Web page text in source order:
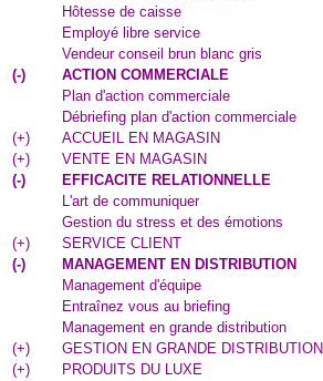
Hôtesse de caisse
Employé libre service
Vendeur conseil brun blanc gris
(-)
ACTION COMMERCIALE
Plan d'action commerciale
Débriefing plan d'action commerciale
(+)
ACCUEIL EN MAGASIN
(+)
VENTE EN MAGASIN
(-)
EFFICACITE RELATIONNELLE
L'art de communiquer
Gestion du stress et des émotions
(+)
SERVICE CLIENT
(-)
MANAGEMENT EN DISTRIBUTION
Management d'équipe
Entraînez vous au briefing
Management en grande distribution
(+)
GESTION EN GRANDE DISTRIBUTION
(+)
PRODUITS DU LUXE